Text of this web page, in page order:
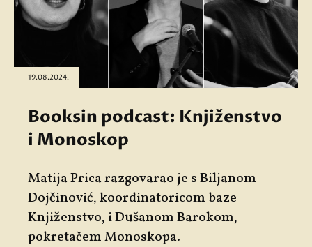
19.08.2024.
Booksin podcast: Knjiženstvo
i Monoskop
Matija Pricarazgovarao je s Biljanom
Dojčinović, koordinatoricom baze
Knjiženstvo, i Dušanom Barokom,
pokretačemMonoskopa.